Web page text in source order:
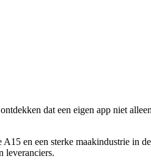
dat een eigen app niet
en een sterke maakindustrie in
leveranciers.